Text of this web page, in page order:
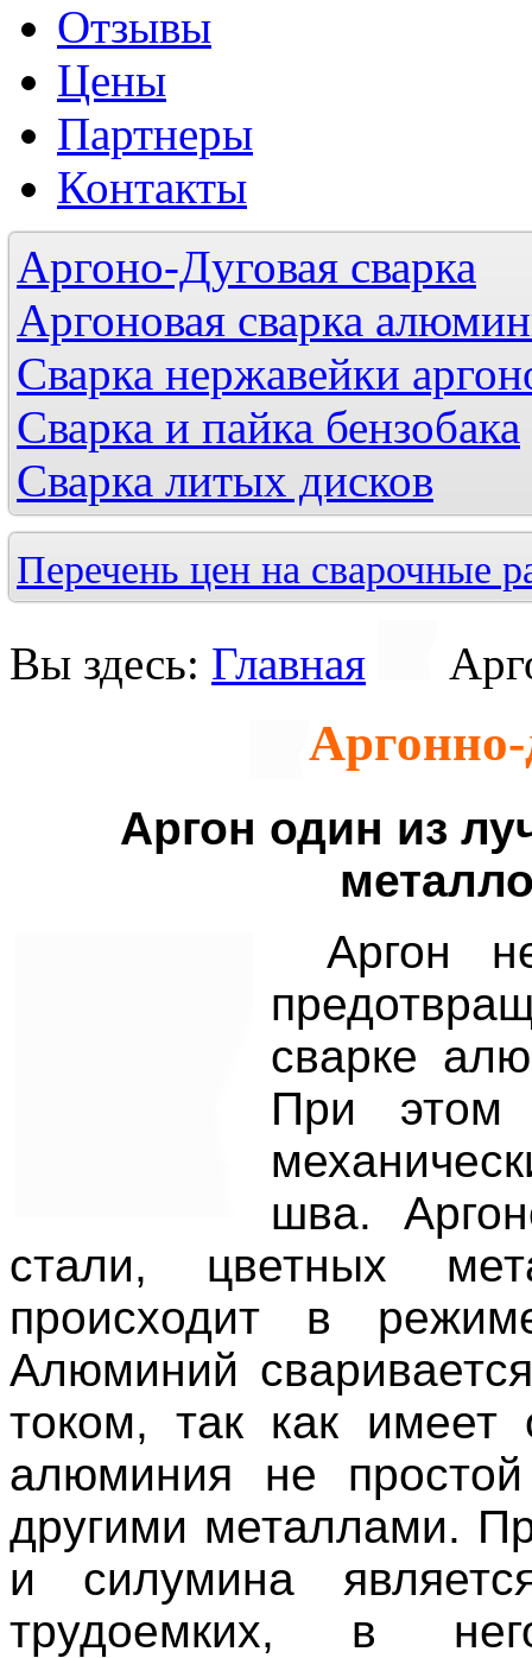
Отзывы
Цены
Партнеры
Контакты
Аргоно-Дуговая сварка
Аргоновая сварка
Сварка нержавейки
Сварка и пайка бензобака
Сварка литых дисков
Перечень цен на сварочные
Вы здесь: Главная
Аргонно-
Аргон один из
Аргон
сварке
При этом
шва.
стали, цветных
происходит в
Алюминий
током, так как имеет
алюминия не
другими металлами.
и силумина
трудоемких, в